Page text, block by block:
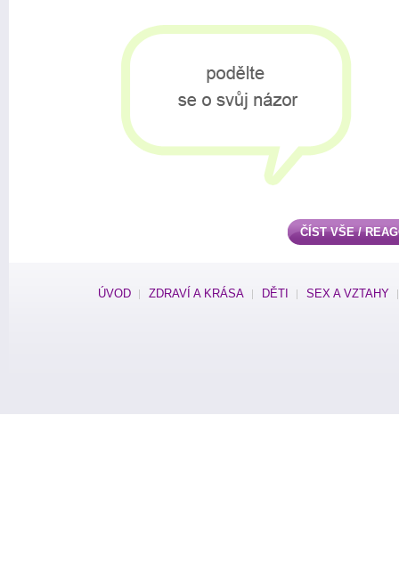
ČÍST VŠE /
ÚVOD ZDRAVÍ A KRÁSA DĚTI SEX A VZTAHY